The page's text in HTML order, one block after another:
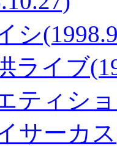
シ
ライブ
ティシ
サーカ